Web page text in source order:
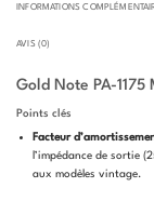
INFORMATIONS
AVIS (0)
Gold Note PA-1175
Points clés
Facteur
l’impédance de sortie
aux modèles vintage.